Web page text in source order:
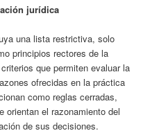
jurídica
una lista restrictiva, solo
principios rectores de la
que permiten evaluar la
ofrecidas en la práctica
como reglas cerradas,
orientan el razonamiento del
de sus decisiones.